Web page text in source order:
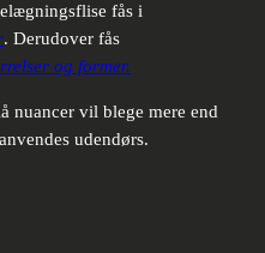
fås i
. Derudover fås
og former.
nuancer vil blege mere end
udendørs.